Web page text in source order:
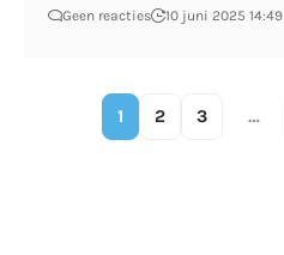
Geen reacties 10 juni 2025 14:49
1 2 3 …